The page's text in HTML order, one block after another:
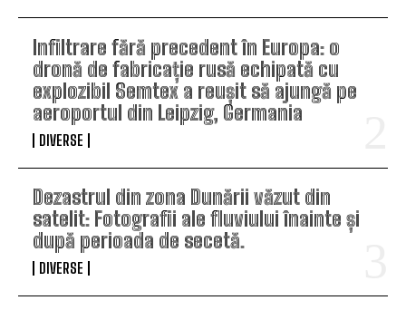
Infiltrare fără precedent în Europa: o
dronă de fabricație rusă echipată cu
explozibil Semtex a reușit să ajungă pe
aeroportul din Leipzig, Germania
DIVERSE
Dezastrul din zona Dunării văzut din
satelit: Fotografii ale fluviului înainte și
după perioada de secetă.
DIVERSE